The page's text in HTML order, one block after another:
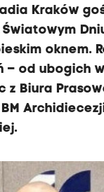
Kraków
oknem.
od ubogich
z Biura